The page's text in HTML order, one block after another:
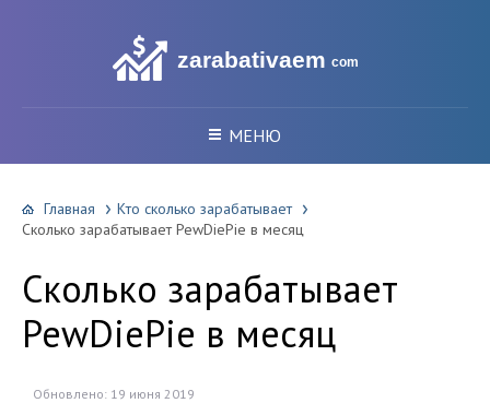
zarabativaem com
МЕНЮ
Главная
Кто сколько зарабатывает
Сколько зарабатывает PewDiePie в месяц
Сколько зарабатывает
PewDiePie в месяц
Обновлено: 19 июня 2019